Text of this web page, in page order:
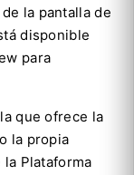
la pantalla de
disponible
para
que ofrece la
la propia
Plataforma